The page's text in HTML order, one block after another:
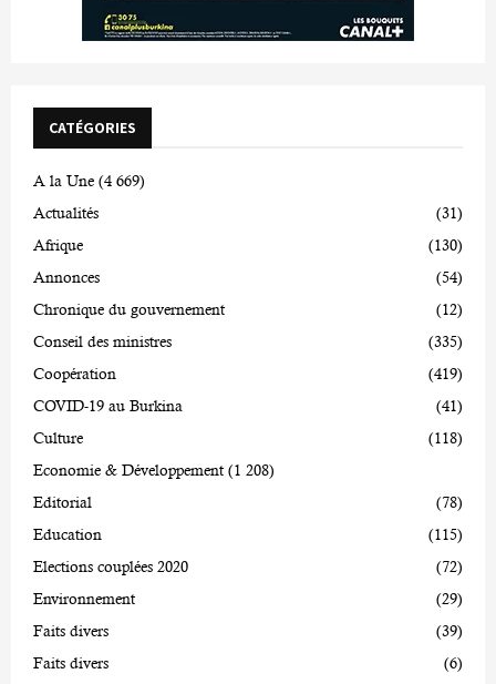
CATÉGORIES
A la Une (4 669)
Actualités
(31)
Afrique
(130)
Annonces
(54)
Chronique du gouvernement
(12)
Conseil des ministres
(335)
Coopération
(419)
COVID-19 au Burkina
(41)
Culture
(118)
Economie & Développement (1 208)
Editorial
(78)
Education
(115)
Elections couplées 2020
(72)
Environnement
(29)
Faits divers
(39)
Faits divers
(6)